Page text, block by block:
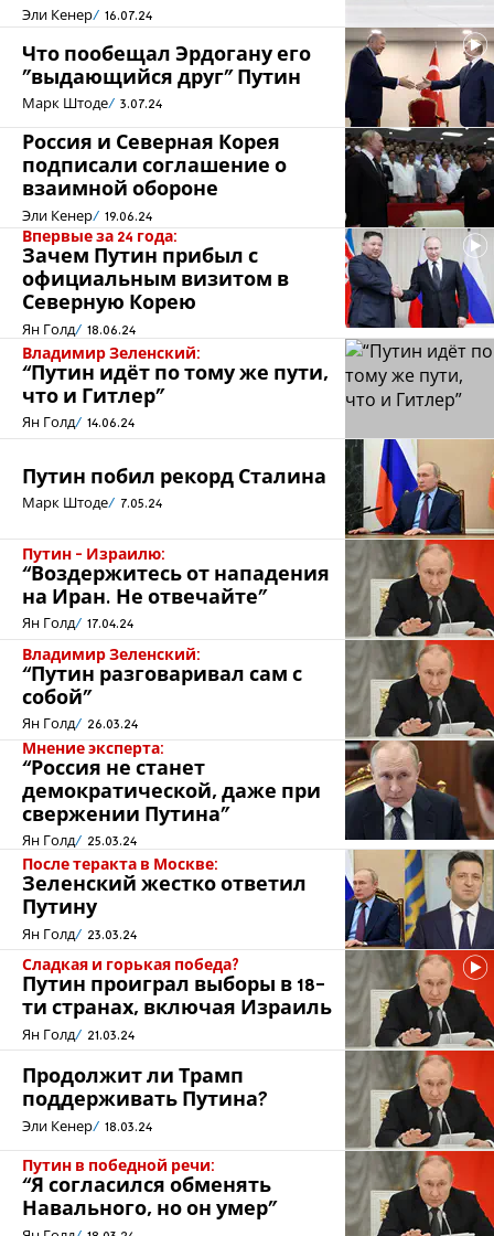
Эли Кенер 16.07.24
Что пообещал Эрдогану его
"выдающийся друг" Путин
Марк Штоде 3.07.24
Россия и Северная Корея
подписали соглашение о
взаимной обороне
Эли Кенер 19.06.24
Впервые за 24 года:
Зачем Путин прибыл с
официальным визитом в
Северную Корею
Ян Голд 18.06.24
Владимир Зеленский:
“Путин идёт по тому же пути,
что и Гитлер”
Ян Голд 14.06.24
Путин побил рекорд Сталина
Марк Штоде 7.05.24
Путин - Израилю:
“Воздержитесь от нападения
на Иран. Не отвечайте”
Ян Голд 17.04.24
Владимир Зеленский:
“Путин разговаривал сам с
собой”
Ян Голд 26.03.24
Мнение эксперта:
“Россия не станет
демократической, даже при
свержении Путина”
Ян Голд 25.03.24
После теракта в Москве:
Зеленский жестко ответил
Путину
Ян Голд 23.03.24
Сладкая и горькая победа?
Путин проиграл выборы в 18-
ти странах, включая Израиль
Ян Голд 21.03.24
Продолжит ли Трамп
поддерживать Путина?
Эли Кенер 18.03.24
Путин в победной речи:
“Я согласился обменять
Навального, но он умер”